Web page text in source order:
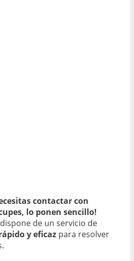
contactar con
lo ponen sencillo!
de un servicio de
y eficaz para resolver